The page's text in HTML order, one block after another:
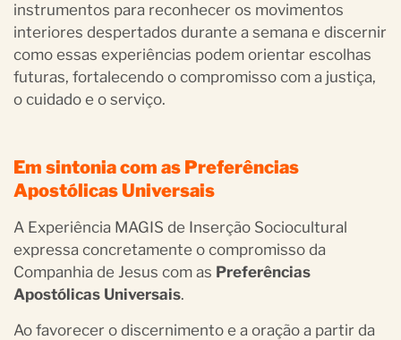
instrumentos para reconhecer os movimentos
interiores despertados durante a semana e discernir
como essas experiências podem orientar escolhas
futuras, fortalecendo o compromisso com a justiça,
o cuidado e o serviço.
Em sintonia com as Preferências
Apostólicas Universais
A Experiência MAGIS de Inserção Sociocultural
expressa concretamente o compromisso da
Companhia de Jesus com as Preferências
Apostólicas Universais.
Ao favorecer o discernimento e a oração a partir da